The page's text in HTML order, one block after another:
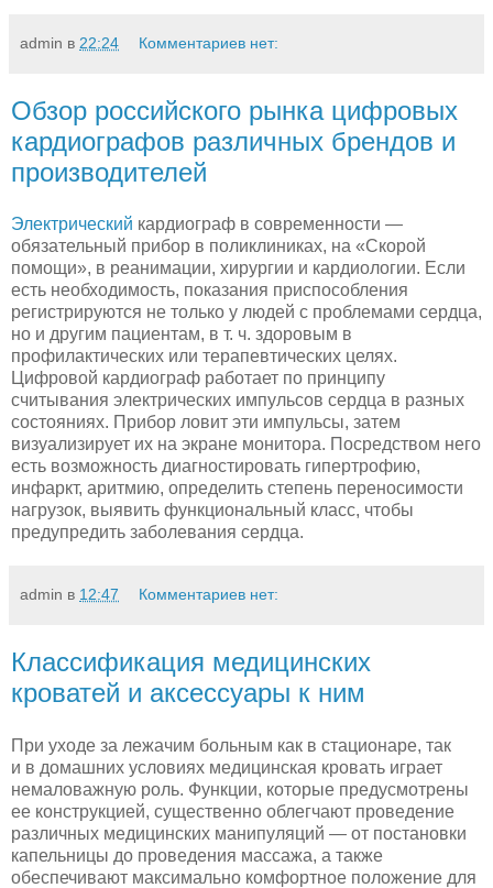
admin в 22:24 Комментариев нет:
Обзор российского рынка цифровых
кардиографов различных брендов и
производителей
Электрический кардиограф в современности —
обязательный прибор в поликлиниках, на «Скорой
помощи», в реанимации, хирургии и кардиологии. Если
есть необходимость, показания приспособления
регистрируются не только у людей с проблемами сердца,
но и другим пациентам, в т. ч. здоровым в
профилактических или терапевтических целях.
Цифровой кардиограф работает по принципу
считывания электрических импульсов сердца в разных
состояниях. Прибор ловит эти импульсы, затем
визуализирует их на экране монитора. Посредством него
есть возможность диагностировать гипертрофию,
инфаркт, аритмию, определить степень переносимости
нагрузок, выявить функциональный класс, чтобы
предупредить заболевания сердца.
admin в 12:47 Комментариев нет:
Классификация медицинских
кроватей и аксессуары к ним
При уходе за лежачим больным как в стационаре, так
и в домашних условиях медицинская кровать играет
немаловажную роль. Функции, которые предусмотрены
ее конструкцией, существенно облегчают проведение
различных медицинских манипуляций — от постановки
капельницы до проведения массажа, а также
обеспечивают максимально комфортное положение для